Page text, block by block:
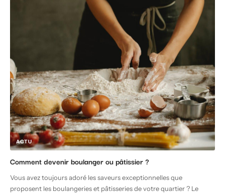
ACTU
Comment devenir boulanger ou pâtissier ?
Vous avez toujours adoré les saveurs exceptionnelles que
proposent les boulangeries et pâtisseries de votre quartier ? Le